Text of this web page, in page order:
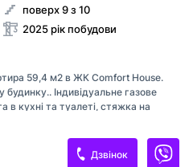
поверх 9 з 10
2025 рік побудови
59,4 м2 в ЖК Comfort House.
Індивідуальне газове
в кухні та туалеті, стяжка на
Вхідні двері металеві з МДФ
будинку утеплений. Квартира
на сході та заході сонця! Тихий
Дзвінок